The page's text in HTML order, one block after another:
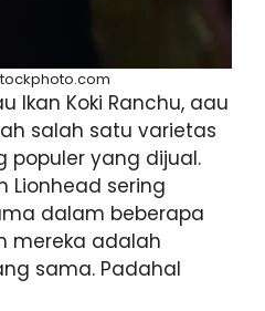
Ikan Koki Ranchu, aau
salah satu varietas
populer yang dijual.
Lionhead sering
dalam beberapa
mereka adalah
sama. Padahal